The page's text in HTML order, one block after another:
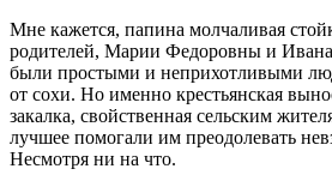
Мне кажется, папина молчаливая
родителей, Марии Федоровны и
были простыми и неприхотливыми
от сохи. Но именно крестьянская
закалка, свойственная сельским
лучшее помогали им преодолевать
Несмотря ни на что.